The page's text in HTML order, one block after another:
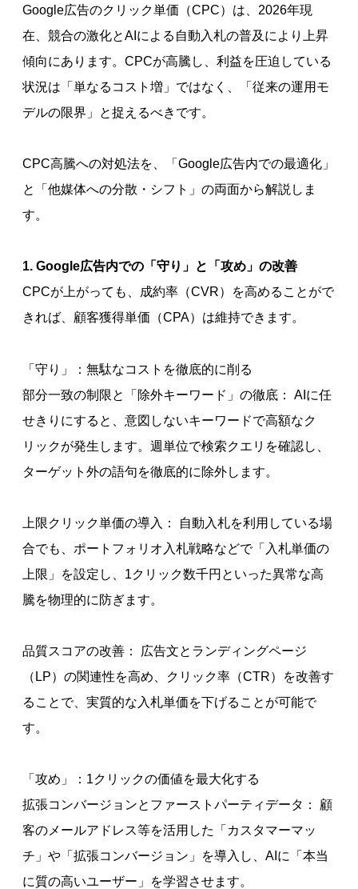
Google広告のクリック単価（CPC）は、2026年現
在、競合の激化とAIによる自動入札の普及により上昇
傾向にあります。CPCが高騰し、利益を圧迫している
状況は「単なるコスト増」ではなく、「従来の運用モ
デルの限界」と捉えるべきです。
CPC高騰への対処法を、「Google広告内での最適化」
と「他媒体への分散・シフト」の両面から解説しま
す。
1. Google広告内での「守り」と「攻め」の改善
CPCが上がっても、成約率（CVR）を高めることがで
きれば、顧客獲得単価（CPA）は維持できます。
「守り」：無駄なコストを徹底的に削る
部分一致の制限と「除外キーワード」の徹底： AIに任
せきりにすると、意図しないキーワードで高額なク
リックが発生します。週単位で検索クエリを確認し、
ターゲット外の語句を徹底的に除外します。
上限クリック単価の導入： 自動入札を利用している場
合でも、ポートフォリオ入札戦略などで「入札単価の
上限」を設定し、1クリック数千円といった異常な高
騰を物理的に防ぎます。
品質スコアの改善： 広告文とランディングページ
（LP）の関連性を高め、クリック率（CTR）を改善す
ることで、実質的な入札単価を下げることが可能で
す。
「攻め」：1クリックの価値を最大化する
拡張コンバージョンとファーストパーティデータ： 顧
客のメールアドレス等を活用した「カスタマーマッ
チ」や「拡張コンバージョン」を導入し、AIに「本当
に質の高いユーザー」を学習させます。